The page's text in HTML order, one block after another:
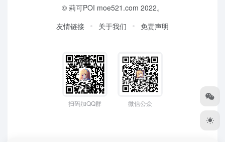
© 莉可POI moe521.com 2022。
友情链接
关于我们 免责声明
扫码加QQ群 微信公众